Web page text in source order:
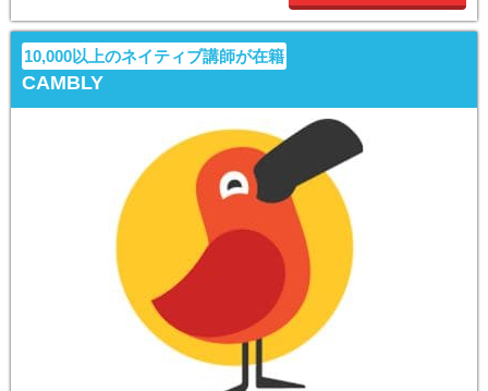
10,000以上のネイティブ講師が在籍
CAMBLY